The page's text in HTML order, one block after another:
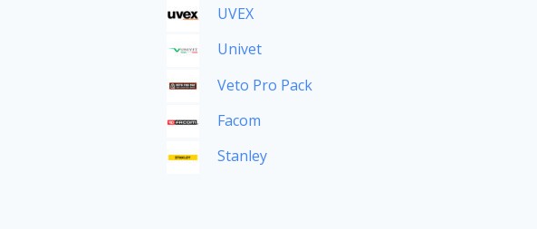
UVEX
Univet
Veto Pro Pack
Facom
Stanley